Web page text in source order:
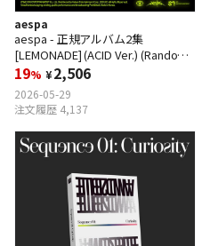
aespa
aespa - 正規アルバム2集
[LEMONADE] (ACID Ver.) (Random
Ver.)
19% ¥2,506
2026-05-29
注文履歴 4,137